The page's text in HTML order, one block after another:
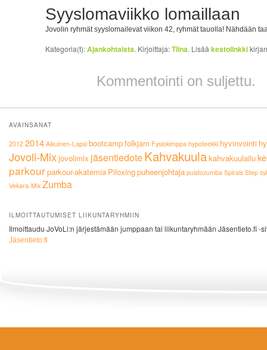
Syyslomaviikko lomaillaan
Jovolin ryhmät syyslomailevat viikon 42, ryhmät tauolla! Nähdään
Kategoria(t):Ajankohtaista. Kirjoittaja:Tiina. Lisää kestolinkki
Kommentointi on suljettu.
AVAINSANAT
2012 2014 Aikuinen-Lapsi bootcampfolkjam Fysiokimppa hypoteekki hyvinvointi
Jovoli-Mixjovolimix jäsentiedoteKahvakuulakahvakuulailu
parkourparkour-akatemia Piloxingpuheenjohtaja puistozumba Spirals Step
Vekara-Mix Zumba
ILMOITTAUTUMISET LIIKUNTARYHMIIN
Ilmoittaudu JoVoLi:n järjestämään jumppaan tai liikuntaryhmään Jäsentieto.fi -
Jäsentieto.fi